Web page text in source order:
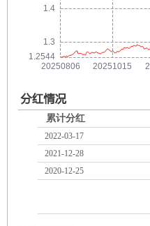
累计分红
2022-03-17
2021-12-28
2020-12-25